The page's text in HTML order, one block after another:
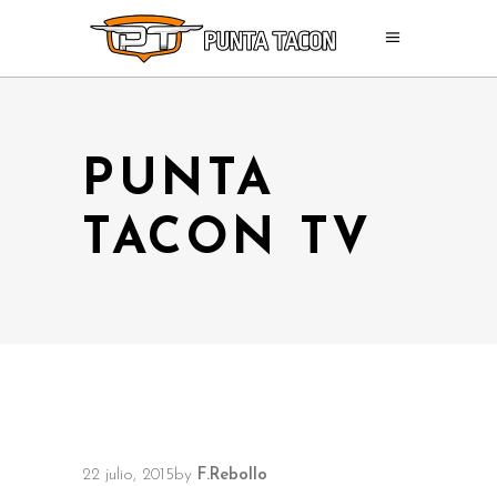
PUNTA
TACON TV
22 julio, 2015by F.Rebollo